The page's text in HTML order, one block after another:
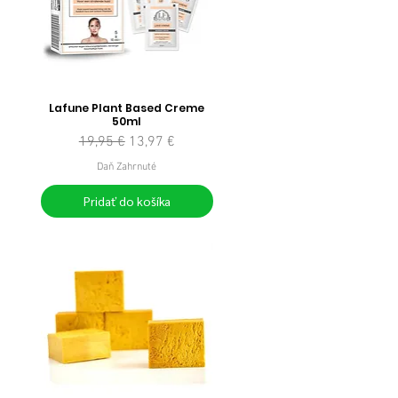
Lafune Plant Based Creme
50ml
Normálna cena
19,95 € Zľavnená cena
13,97 €
Daň Zahrnuté
Pridať do košíka